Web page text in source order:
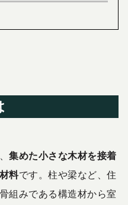
集めた小さな木材を接着
料です。柱や梁など、住
組みである構造材から室